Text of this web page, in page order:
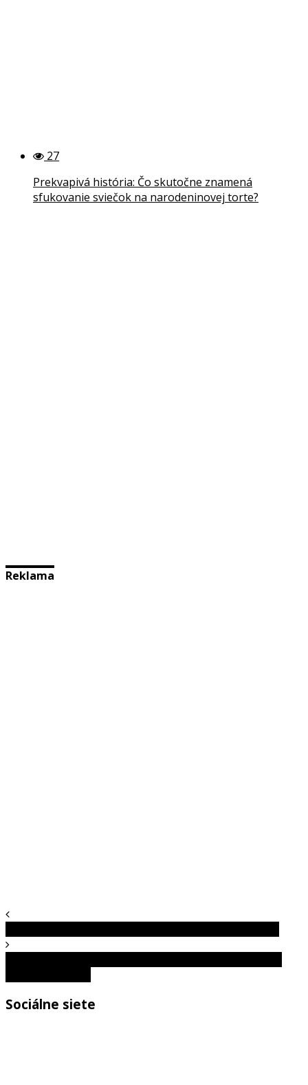
27
Prekvapivá história: Čo skutočne znamená
sfukovanie sviečok na narodeninovej torte?
Reklama
Sociálne siete